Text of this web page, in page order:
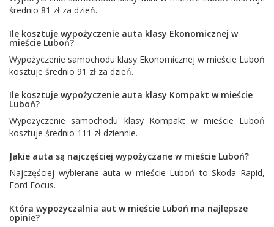
średnio 81 zł za dzień.
Ile kosztuje wypożyczenie auta klasy Ekonomicznej w
mieście Luboń?
Wypożyczenie samochodu klasy Ekonomicznej w mieście Luboń
kosztuje średnio 91 zł za dzień.
Ile kosztuje wypożyczenie auta klasy Kompakt w mieście
Luboń?
Wypożyczenie samochodu klasy Kompakt w mieście Luboń
kosztuje średnio 111 zł dziennie.
Jakie auta są najczęściej wypożyczane w mieście Luboń?
Najczęściej wybierane auta w mieście Luboń toSkoda Rapid,
Ford Focus.
Która wypożyczalnia aut w mieście Luboń ma najlepsze
opinie?